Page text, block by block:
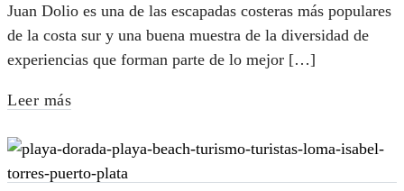
Juan Dolio es una de las escapadas costeras más populares
de la costa sur y una buena muestra de la diversidad de
experiencias que forman parte de lo mejor […]
Leer más